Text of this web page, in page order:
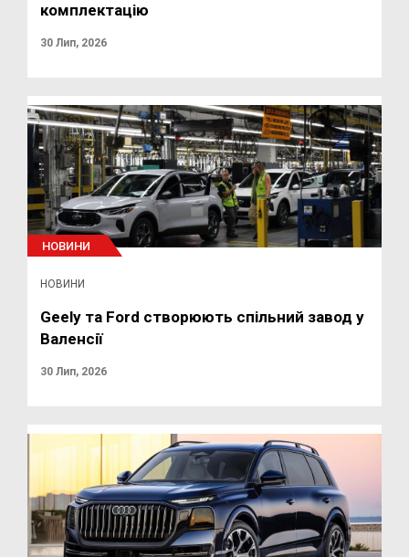
комплектацію
30 Лип, 2026
НОВИНИ
НОВИНИ
Geely та Ford створюють спільний завод у
Валенсії
30 Лип, 2026